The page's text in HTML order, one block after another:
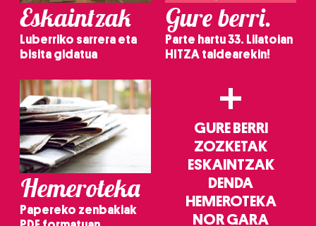
Eskaintzak
Luberriko sarrera eta
bisita gidatua
Gure berri.
Parte hartu 33. Lilatoian
HITZA taldearekin!
Hemeroteka
Papereko zenbakiak
+
GURE BERRI
ZOZKETAK
ESKAINTZAK
DENDA
HEMEROTEKA
NOR GARA